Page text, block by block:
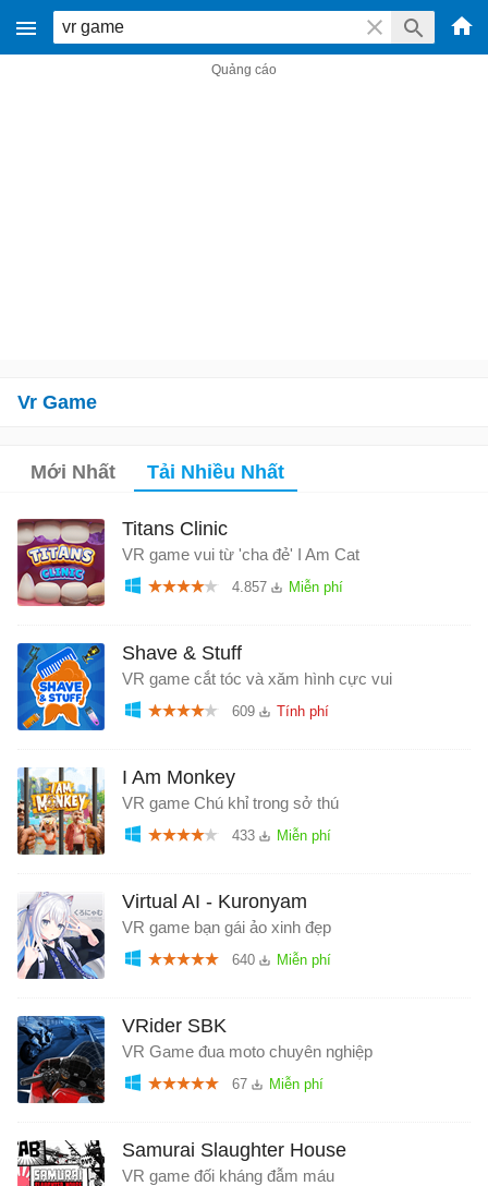
Vr Game
Mới Nhất Tải Nhiều Nhất
Titans Clinic
VR game vui từ 'cha đẻ' I Am Cat
4.857
Shave & Stuff
VR game cắt tóc và xăm hình cực vui
609
I Am Monkey
VR game Chú khỉ trong sở thú
433
Virtual AI - Kuronyam
VR game bạn gái ảo xinh đẹp
640
VRider SBK
VR Game đua moto chuyên nghiệp
67
Samurai Slaughter House
VR game đối kháng đẫm máu